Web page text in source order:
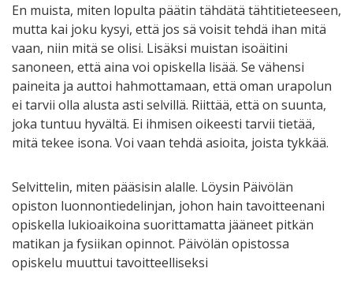
En muista, miten lopulta päätin tähdätä tähtitieteeseen,
mutta kai joku kysyi, että jos sä voisit tehdä ihan mitä
vaan, niin mitä se olisi. Lisäksi muistan isoäitini
sanoneen, että aina voi opiskella lisää. Se vähensi
paineita ja auttoi hahmottamaan, että oman urapolun
ei tarvii olla alusta asti selvillä. Riittää, että on suunta,
joka tuntuu hyvältä. Ei ihmisen oikeesti tarvii tietää,
mitä tekee isona. Voi vaan tehdä asioita, joista tykkää.
Selvittelin, miten pääsisin alalle. Löysin Päivölän
opiston luonnontiedelinjan, johon hain tavoitteenani
opiskella lukioaikoina suorittamatta jääneet pitkän
matikan ja fysiikan opinnot. Päivölän opistossa
opiskelu muuttui tavoitteelliseksi